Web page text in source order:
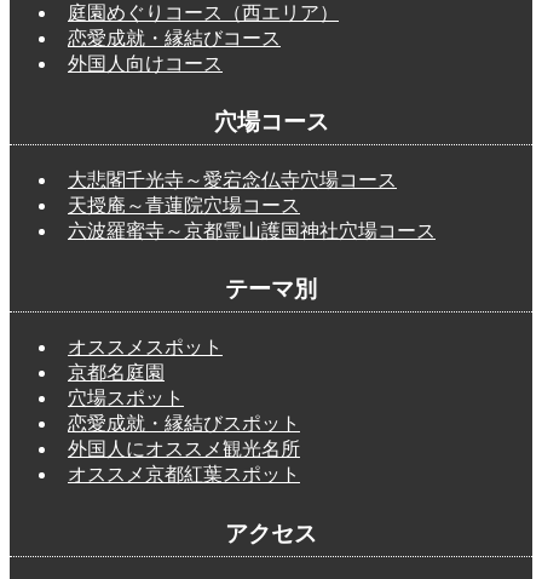
庭園めぐりコース（西エリア）
恋愛成就・縁結びコース
外国人向けコース
穴場コース
大悲閣千光寺～愛宕念仏寺穴場コース
天授庵～青蓮院穴場コース
六波羅蜜寺～京都霊山護国神社穴場コース
テーマ別
オススメスポット
京都名庭園
穴場スポット
恋愛成就・縁結びスポット
外国人にオススメ観光名所
オススメ京都紅葉スポット
アクセス